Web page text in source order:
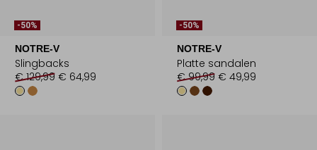
-50%
NOTRE-V
Slingbacks
€ 129,99 € 64,99
-50%
NOTRE-V
Platte sandalen
€ 99,99 € 49,99